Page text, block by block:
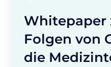
Whitepaper
Folgen von
die